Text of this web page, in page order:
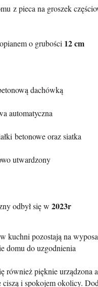
z pieca na groszek
o grubości 12 cm
dachówką
automatyczna
betonowe oraz siatka
utwardzony
odbył się w 2023r
kuchni pozostają na
domu do uzgodnienia
również pięknie urządzona
ciszą i spokojem okolicy.